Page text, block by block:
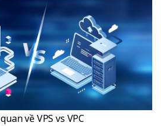
về VPS vs VPC